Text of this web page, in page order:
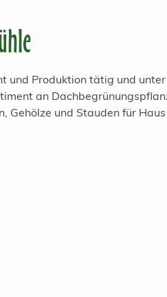
und Produktion tätig und
an
Gehölze und Stauden für